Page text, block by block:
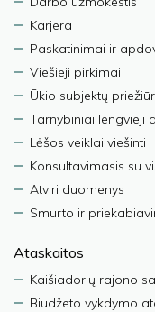
Karjera
Paskatinimai ir
Viešieji pirkimai
Ūkio subjektų
Tarnybiniai lengvieji
Lėšos veiklai viešinti
Konsultavimasis su
Atviri duomenys
Smurto ir
Ataskaitos
Kaišiadorių rajono
Biudžeto vykdymo